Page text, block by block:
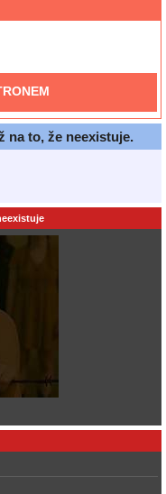
na to, že neexistuje.